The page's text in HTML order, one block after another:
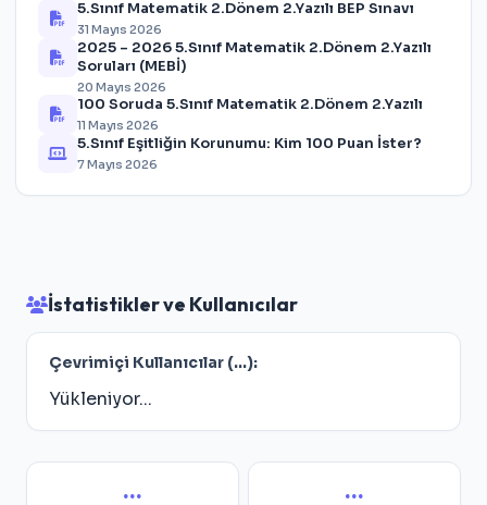
5.Sınıf Matematik 2.Dönem 2.Yazılı BEP Sınavı
31 Mayıs 2026
2025 – 2026 5.Sınıf Matematik 2.Dönem 2.Yazılı
Soruları (MEBİ)
20 Mayıs 2026
100 Soruda 5.Sınıf Matematik 2.Dönem 2.Yazılı
11 Mayıs 2026
5.Sınıf Eşitliğin Korunumu: Kim 100 Puan İster?
7 Mayıs 2026
İstatistikler ve Kullanıcılar
Çevrimiçi Kullanıcılar (...):
Yükleniyor...
... ...